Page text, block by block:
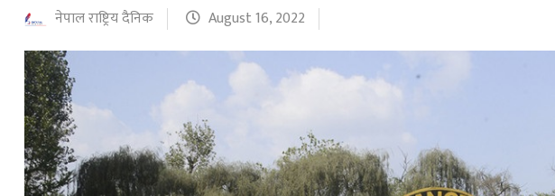
नेपाल राष्ट्रिय दैनिक August 16, 2022